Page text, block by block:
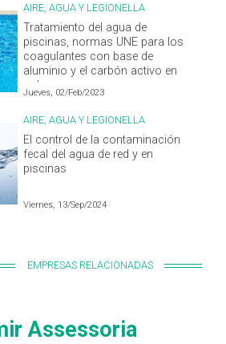
AIRE, AGUA Y LEGIONELLA
Tratamiento del agua de
piscinas, normas UNE para los
coagulantes con base de
aluminio y el carbón activo en
polvo
Jueves, 02/Feb/2023
AIRE, AGUA Y LEGIONELLA
El control de la contaminación
fecal del agua de red y en
piscinas
Viernes, 13/Sep/2024
EMPRESAS RELACIONADAS
Assessoria